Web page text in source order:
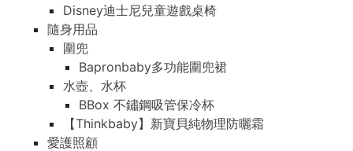
Disney迪士尼兒童遊戲桌椅
隨身用品
圍兜
Bapronbaby多功能圍兜裙
水壺、水杯
BBox 不鏽鋼吸管保冷杯
【Thinkbaby】新寶貝純物理防曬霜
愛護照顧